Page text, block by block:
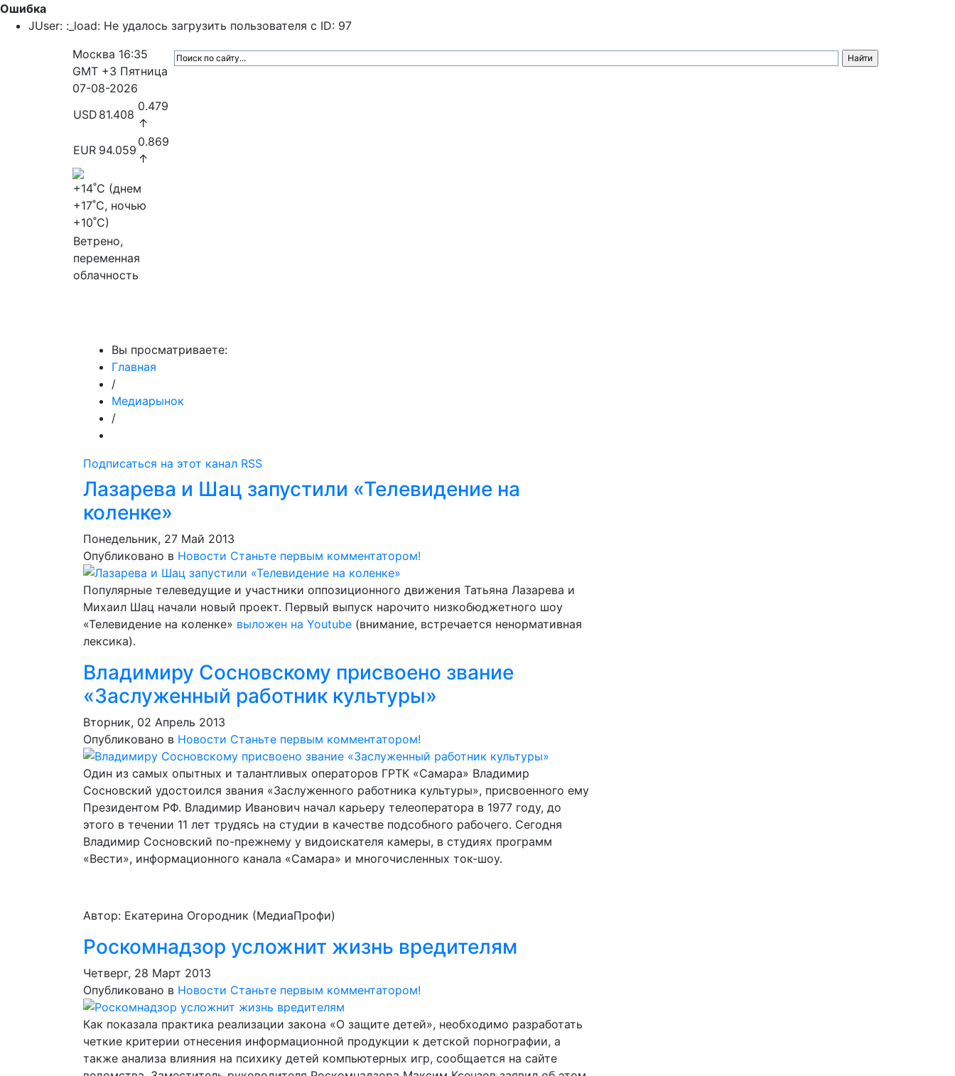
Ошибка
JUser: :_load: Не удалось загрузить пользователя с ID: 97
Москва 16:35
GMT +3 Пятница
07-08-2026
USD 81.408
0.479
↑
EUR 94.059
0.869
↑
+14˚C (днем
+17˚C, ночью
+10˚C)
Ветрено,
переменная
облачность
Вы просматриваете:
Главная
/
Медиарынок
/
Подписаться на этот канал RSS
Лазарева и Шац запустили «Телевидение на
коленке»
Понедельник, 27 Май 2013
Опубликовано в Новости Станьте первым комментатором!
Популярные телеведущие и участники оппозиционного движения Татьяна Лазарева и
Михаил Шац начали новый проект. Первый выпуск нарочито низкобюджетного шоу
«Телевидение на коленке» выложен на Youtube (внимание, встречается ненормативная
лексика).
Владимиру Сосновскому присвоено звание
«Заслуженный работник культуры»
Вторник, 02 Апрель 2013
Опубликовано в Новости Станьте первым комментатором!
Один из самых опытных и талантливых операторов ГРТК «Самара» Владимир
Сосновский удостоился звания «Заслуженного работника культуры», присвоенного ему
Президентом РФ. Владимир Иванович начал карьеру телеоператора в 1977 году, до
этого в течении 11 лет трудясь на студии в качестве подсобного рабочего. Сегодня
Владимир Сосновский по-прежнему у видоискателя камеры, в студиях программ
«Вести», информационного канала «Самара» и многочисленных ток-шоу.
Автор: Екатерина Огородник (МедиаПрофи)
Роскомнадзор усложнит жизнь вредителям
Четверг, 28 Март 2013
Опубликовано в Новости Станьте первым комментатором!
Как показала практика реализации закона «О защите детей», необходимо разработать
четкие критерии отнесения информационной продукции к детской порнографии, а
также анализа влияния на психику детей компьютерных игр, сообщается на сайте